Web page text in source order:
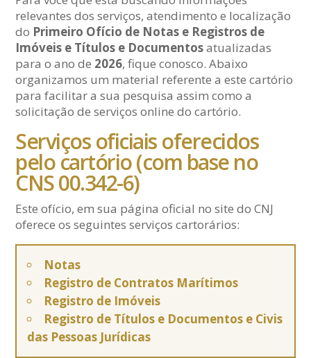
relevantes dos serviços, atendimento e localização
do Primeiro Ofício de Notas e Registros de
Imóveis e Títulos e Documentosatualizadas
para o ano de 2026, fique conosco. Abaixo
organizamos um material referente a este cartório
para facilitar a sua pesquisa assim como a
solicitação de serviços online do cartório.
Serviços oficiais oferecidos
pelo cartório (com base no
CNS 00.342-6)
Este ofício, em sua página oficial no site do CNJ
oferece os seguintes serviços cartorários:
Notas
Registro de Contratos Marítimos
Registro de Imóveis
Registro de Títulos e Documentos e Civis
das Pessoas Jurídicas